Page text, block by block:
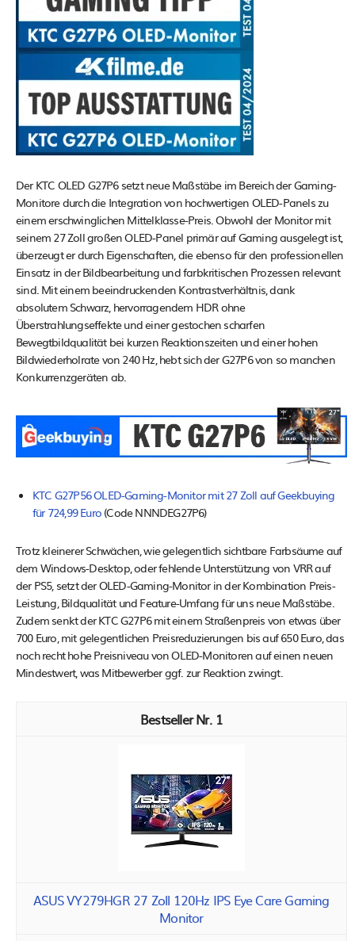
Der KTC OLED G27P6 setzt neue Maßstäbe im Bereich der Gaming-
Monitore durch die Integration von hochwertigen OLED-Panels zu
einem erschwinglichen Mittelklasse-Preis. Obwohl der Monitor mit
seinem 27 Zoll großen OLED-Panel primär auf Gaming ausgelegt ist,
überzeugt er durch Eigenschaften, die ebenso für den professionellen
Einsatz in der Bildbearbeitung und farbkritischen Prozessen relevant
sind. Mit einem beeindruckenden Kontrastverhältnis, dank
absolutem Schwarz, hervorragendem HDR ohne
Überstrahlungseffekte und einer gestochen scharfen
Bewegtbildqualität bei kurzen Reaktionszeiten und einer hohen
Bildwiederholrate von 240 Hz, hebt sich der G27P6 von so manchen
Konkurrenzgeräten ab.
KTC G27P56 OLED-Gaming-Monitor mit 27 Zoll auf Geekbuying
für 724,99 Euro (Code NNNDEG27P6)
Trotz kleinerer Schwächen, wie gelegentlich sichtbare Farbsäume auf
dem Windows-Desktop, oder fehlende Unterstützung von VRR auf
der PS5, setzt der OLED-Gaming-Monitor in der Kombination Preis-
Leistung, Bildqualität und Feature-Umfang für uns neue Maßstäbe.
Zudem senkt der KTC G27P6 mit einem Straßenpreis von etwas über
700 Euro, mit gelegentlichen Preisreduzierungen bis auf 650 Euro, das
noch recht hohe Preisniveau von OLED-Monitoren auf einen neuen
Mindestwert, was Mitbewerber ggf. zur Reaktion zwingt.
1
ASUS VY279HGR 27 Zoll 120Hz IPS Eye Care Gaming
Monitor